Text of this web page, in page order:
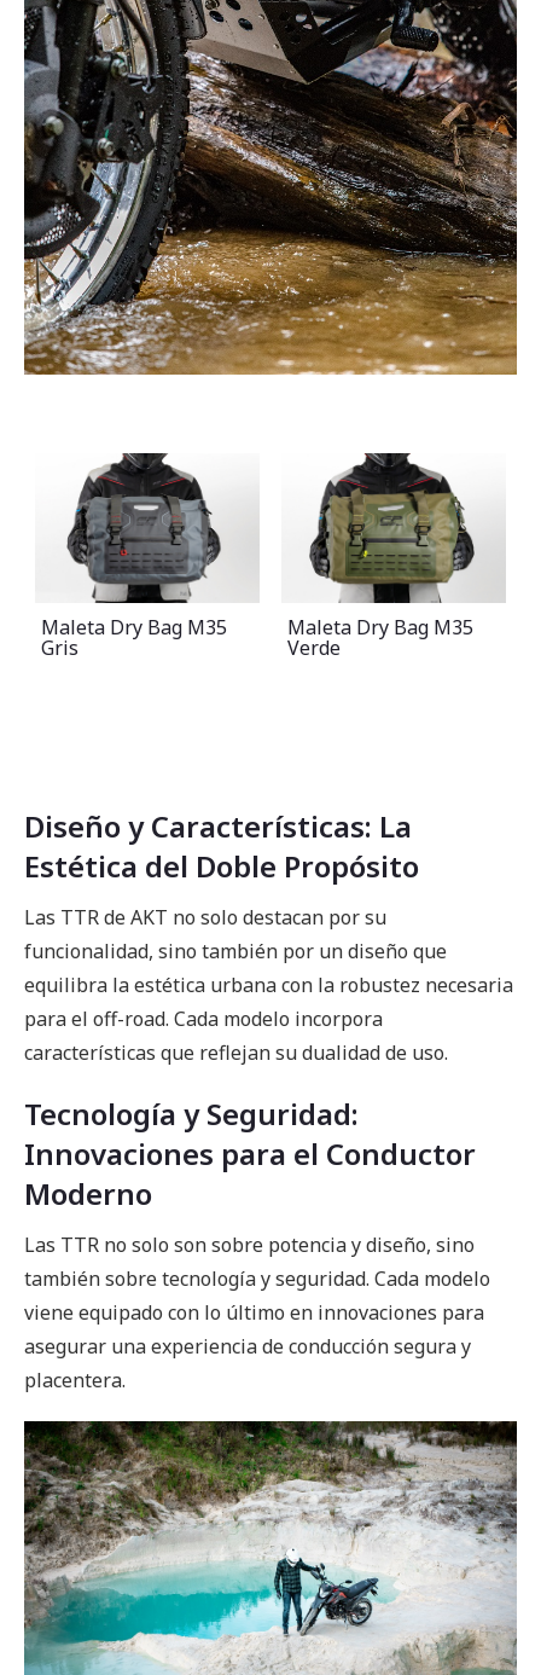
Maleta Dry Bag M35
Verde
-25% DESCUENTO
Chaleco Aventura
Taktical V01 Negro
Diseño y Características: La
Estética del Doble Propósito
Las TTR de AKT no solo destacan por su
funcionalidad, sino también por un diseño que
equilibra la estética urbana con la robustez necesaria
para el off-road. Cada modelo incorpora
características que reflejan su dualidad de uso.
Tecnología y Seguridad:
Innovaciones para el Conductor
Moderno
Las TTR no solo son sobre potencia y diseño, sino
también sobre tecnología y seguridad. Cada modelo
viene equipado con lo último en innovaciones para
asegurar una experiencia de conducción segura y
placentera.